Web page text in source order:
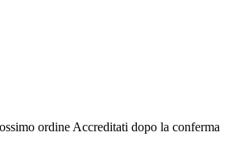
ordine Accreditati dopo la conferma